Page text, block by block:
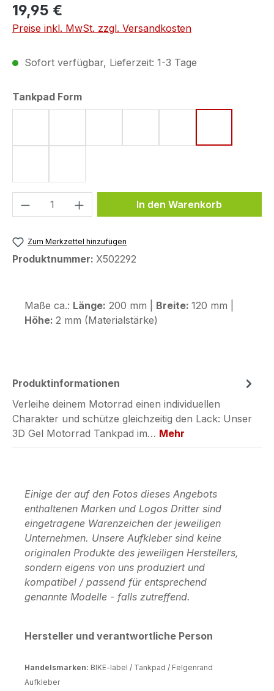
19,95 €
Preise inkl. MwSt. zzgl. Versandkosten
Sofort verfügbar, Lieferzeit: 1-3 Tage
Tankpad Formauswählen
Produkt Anzahl: Gib denIn den Warenkorb
Zum Merkzettel hinzufügen
Produktnummer: X502292
Maße ca.: Länge: 200 mm | Breite: 120 mm |
Höhe: 2 mm (Materialstärke)
Produktinformationen
Verleihe deinem Motorrad einen individuellen
Charakter und schütze gleichzeitig den Lack: Unser
3D Gel Motorrad Tankpad im… Mehr
Einige der auf den Fotos dieses Angebots
enthaltenen Marken und Logos Dritter sind
eingetragene Warenzeichen der jeweiligen
Unternehmen. Unsere Aufkleber sind keine
originalen Produkte des jeweiligen Herstellers,
sondern eigens von uns produziert und
kompatibel / passend für entsprechend
genannte Modelle - falls zutreffend.
Hersteller und verantwortliche Person
Handelsmarken: BIKE-label / Tankpad / Felgenrand
Aufkleber